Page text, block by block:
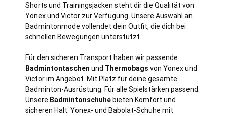
Shorts und Trainingsjacken steht dir die Qualität von
Yonex und Victor zur Verfügung. Unsere Auswahl an
Badmintonmode vollendet dein Outfit, die dich bei
schnellen Bewegungen unterstützt.
Für den sicheren Transport haben wir passende
Badmintontaschen und Thermobags von Yonex und
Victor im Angebot. Mit Platz für deine gesamte
Badminton-Ausrüstung. Für alle Spielstärken passend.
Unsere Badmintonschuhe bieten Komfort und
sicheren Halt. Yonex- und Babolat-Schuhe mit